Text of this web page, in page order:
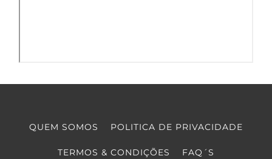
QUEM SOMOS POLITICA DE PRIVACIDADE
TERMOS & CONDIÇÕES FAQ´S